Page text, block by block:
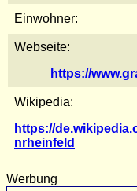
Einwohner:
Webseite:
https://
Wikipedia:
https://
nrheinfeld
Werbung